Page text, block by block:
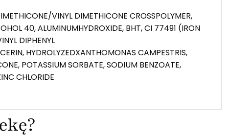
VINYL DIMETHICONE CROSSPOLYMER,
40, ALUMINUMHYDROXIDE, BHT, CI 77491 (IRON
DIPHENYL
HYDROLYZEDXANTHOMONAS CAMPESTRIS,
POTASSIUM SORBATE, SODIUM BENZOATE,
CHLORIDE